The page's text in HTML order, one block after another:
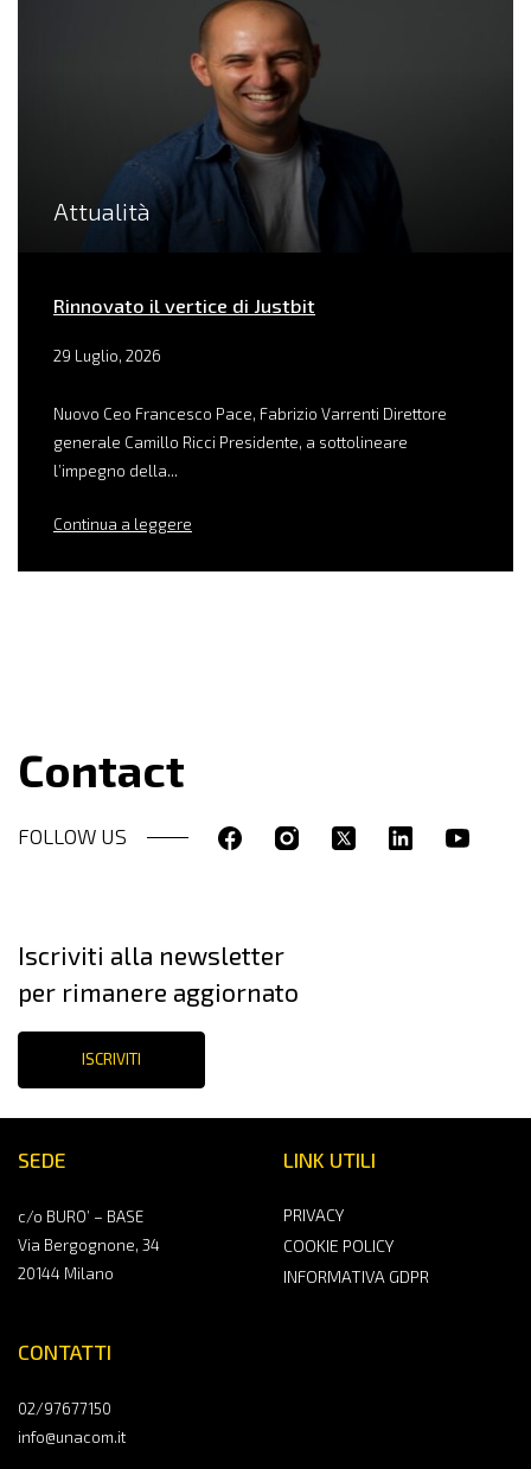
Attualità
Rinnovato il vertice di Justbit
29 Luglio, 2026
Nuovo Ceo Francesco Pace, Fabrizio Varrenti Direttore
generale Camillo Ricci Presidente, a sottolineare
l’impegno della...
Continua a leggere
Contact
FOLLOW US
SEDE
c/o BURO’ – BASE
Via Bergognone, 34
20144 Milano
CONTATTI
02/97677150
info@unacom.it
LINK UTILI
PRIVACY
COOKIE POLICY
INFORMATIVA GDPR
Iscriviti alla newsletter
per rimanere aggiornato
ISCRIVITI